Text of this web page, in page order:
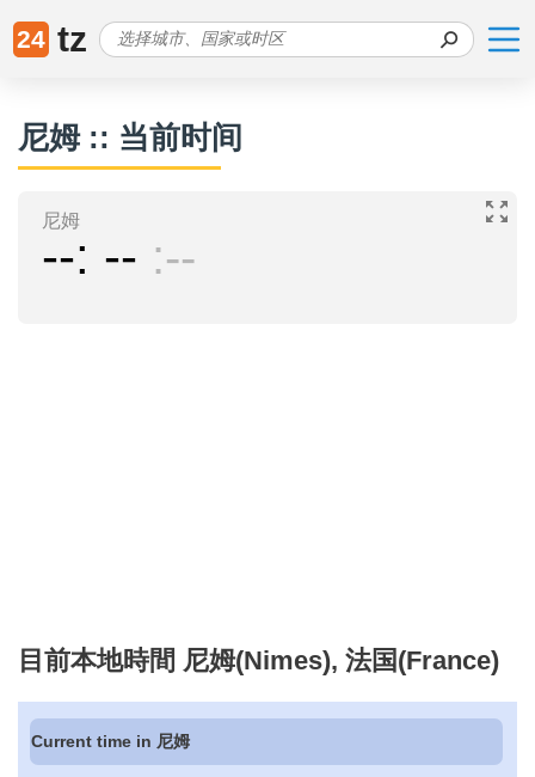
24 tz
尼姆 :: 当前时间
尼姆
-- -- --
目前本地時間 尼姆(Nimes), 法国(France)
Current time in 尼姆